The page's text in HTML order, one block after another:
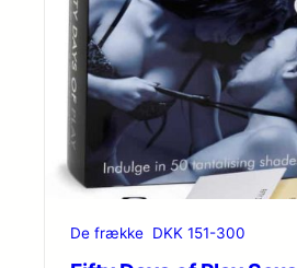
De frække DKK 151-300